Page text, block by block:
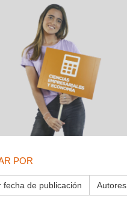
POR
fecha de publicación Autores